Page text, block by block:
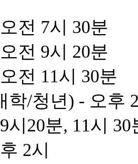
전 7시 30분
전 9시 20분
전 11시 30분
학/청년) - 오후
시20분, 11시 30
2시